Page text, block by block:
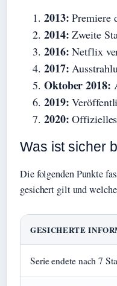
2013: Premiere
2014: Zweite
2016: Netflix
2017:
Oktober 2018:
2019:
2020:
Was ist sicher
Die folgenden Punkte
gesichert gilt und
GESICHERTE
Serie endete nach 7